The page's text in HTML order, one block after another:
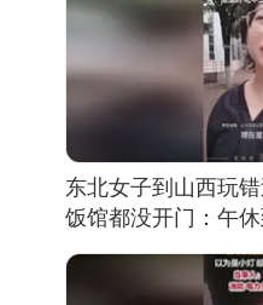
东北女子到山西玩
饭馆都没开门：午